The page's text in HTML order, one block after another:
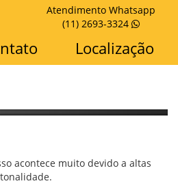
Atendimento Whatsapp
(11) 2693-3324
Localização
acontece muito devido a altas